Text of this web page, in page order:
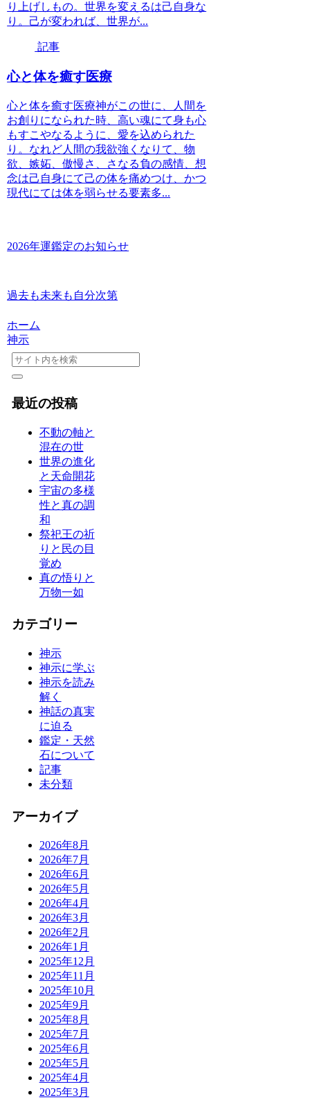
り上げしもの。世界を変えるは己自身な
り。己が変われば、世界が...
記事
心と体を癒す医療
心と体を癒す医療神がこの世に、人間を
お創りになられた時、高い魂にて身も心
もすこやなるように、愛を込められた
り。なれど人間の我欲強くなりて、物
欲、嫉妬、傲慢さ、さなる負の感情、想
念は己自身にて己の体を痛めつけ、かつ
現代にては体を弱らせる要素多...
2026年運鑑定のお知らせ
過去も未来も自分次第
ホーム
神示
最近の投稿
不動の軸と
混在の世
世界の進化
と天命開花
宇宙の多様
性と真の調
和
祭祀王の祈
りと民の目
覚め
真の悟りと
万物一如
カテゴリー
神示
神示に学ぶ
神示を読み
解く
神話の真実
に迫る
鑑定・天然
石について
記事
未分類
アーカイブ
2026年8月
2026年7月
2026年6月
2026年5月
2026年4月
2026年3月
2026年2月
2026年1月
2025年12月
2025年11月
2025年10月
2025年9月
2025年8月
2025年7月
2025年6月
2025年5月
2025年4月
2025年3月